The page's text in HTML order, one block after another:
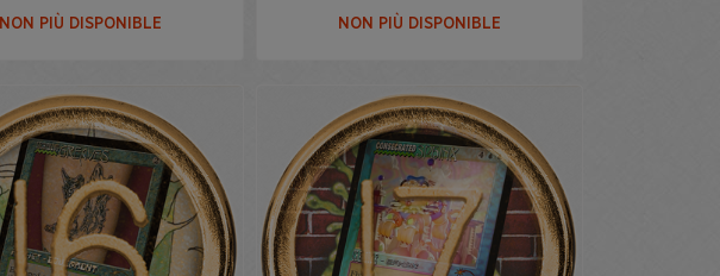
NON PIÙ DISPONIBLE NON PIÙ DISPONIBLE